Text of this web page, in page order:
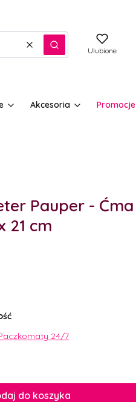
WyczyśćSzukaj Ulubione
Akcesoria Promocje
Pauper - Ćma
21 cm
24/7
do koszyka